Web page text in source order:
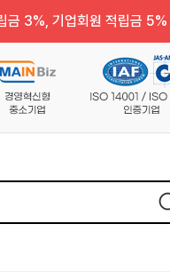
금 3%, 기업회원 적립금 5%